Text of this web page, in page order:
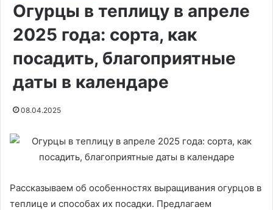
Огурцы в теплицу в апреле
2025 года: сорта, как
посадить, благоприятные
даты в календаре
08.04.2025
Рассказываем об особенностях выращивания огурцов в
теплице и способах их посадки. Предлагаем